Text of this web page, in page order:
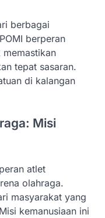
berbagai
berperan
tepat sasaran.
di kalangan
Misi
atlet
olahraga.
masyarakat yang
kemanusiaan ini